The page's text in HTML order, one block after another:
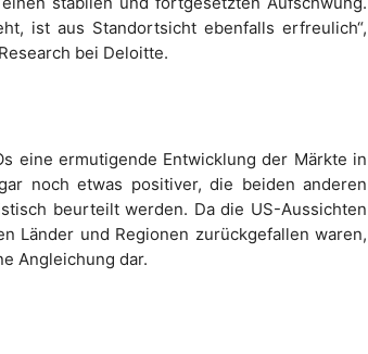
ist aus Standortsicht ebenfalls erfreulich“,
bei Deloitte.
eine ermutigende Entwicklung der Märkte in
noch etwas positiver, die beiden anderen
beurteilt werden. Da die US-Aussichten
Länder und Regionen zurückgefallen waren,
Angleichung dar.